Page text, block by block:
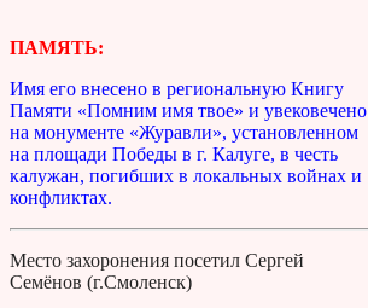
ПАМЯТЬ:
Имя его внесено в региональную Книгу
Памяти «Помним имя твое» и увековечено
на монументе «Журавли», установленном
на площади Победы в г. Калуге, в честь
калужан, погибших в локальных войнах и
конфликтах.
Место захоронения посетил Сергей
Семёнов (г.Смоленск)